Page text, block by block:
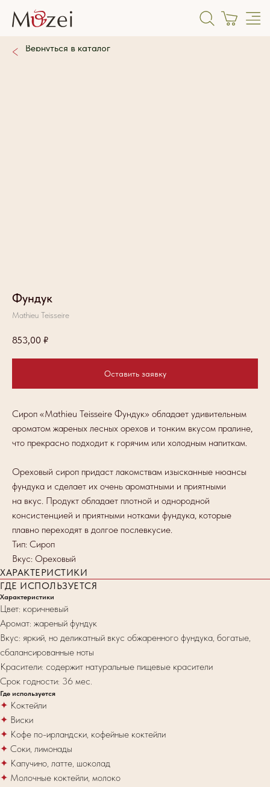
Фундук
Mathieu Teisseire
853,00 ₽
Оставить заявку
Сироп «Mathieu Teisseire Фундук» обладает удивительным
ароматом жареных лесных орехов и тонким вкусом пралине,
что прекрасно подходит к горячим или холодным напиткам.
Ореховый сироп придаст лакомствам изысканные нюансы
фундука и сделает их очень ароматными и приятными
на вкус. Продукт обладает плотной и однородной
консистенцией и приятными нотками фундука, которые
плавно переходят в долгое послевкусие.
Тип: Сироп
Вкус: Ореховый
ХАРАКТЕРИСТИКИ
ГДЕ ИСПОЛЬЗУЕТСЯ
Характеристики
Цвет: коричневый
Аромат: жареный фундук
Вкус: яркий, но деликатный вкус обжаренного фундука, богатые,
сбалансированные ноты
Красители: содержит натуральные пищевые красители
Срок годности: 36 мес.
Где используется
✦ Коктейли
✦ Виски
✦ Кофе по-ирландски, кофейные коктейли
✦ Соки, лимонады
✦ Капучино, латте, шоколад
✦ Молочные коктейли, молоко
Вернуться в каталог